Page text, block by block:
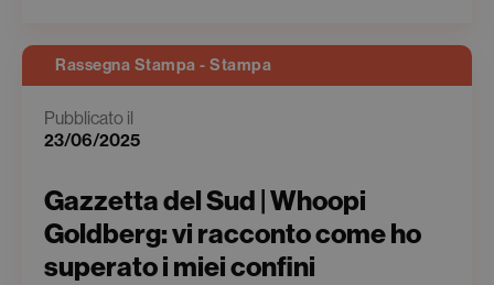
Rassegna Stampa - Stampa
Pubblicato il
23/06/2025
Gazzetta del Sud | Whoopi
Goldberg: vi racconto come ho
superato i miei confini